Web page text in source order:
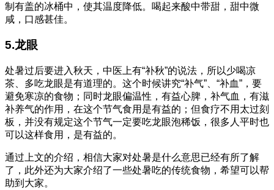
制有盖的冰桶中，使其温度降低。喝起来酸中带甜，甜中微
咸，口感甚佳。
5.龙眼
处暑过后要进入秋天，中医上有“补秋”的说法，所以少喝凉
茶、多吃龙眼是有道理的。这个时候讲究“补气”、“补血”，要
避免寒凉的食物；同时龙眼偏温性，有益心脾，补气血，有滋
补养气的作用，在这个节气食用是有益的；但食疗不用太过刻
板，并没有规定这个节气一定要吃龙眼泡稀饭，很多人平时也
可以这样食用，是有益的。
通过上文的介绍，相信大家对处暑是什么意思已经有所了解
了，此外还为大家介绍了一些处暑吃的传统食物，希望可以帮
助到大家。